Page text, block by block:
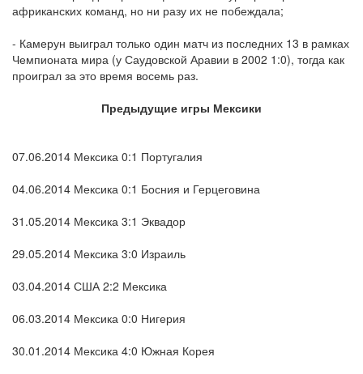
африканских команд, но ни разу их не побеждала;
- Камерун выиграл только один матч из последних 13 в рамках
Чемпионата мира (у Саудовской Аравии в 2002 1:0), тогда как
проиграл за это время восемь раз.
Предыдущие игры Мексики
07.06.2014 Мексика 0:1 Португалия
04.06.2014 Мексика 0:1 Босния и Герцеговина
31.05.2014 Мексика 3:1 Эквадор
29.05.2014 Мексика 3:0 Израиль
03.04.2014 США 2:2 Мексика
06.03.2014 Мексика 0:0 Нигерия
30.01.2014 Мексика 4:0 Южная Корея